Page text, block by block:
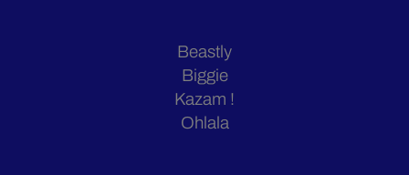
Beastly
Biggie
Kazam !
Ohlala